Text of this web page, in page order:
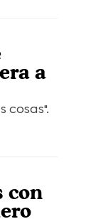
a
cosas".
con